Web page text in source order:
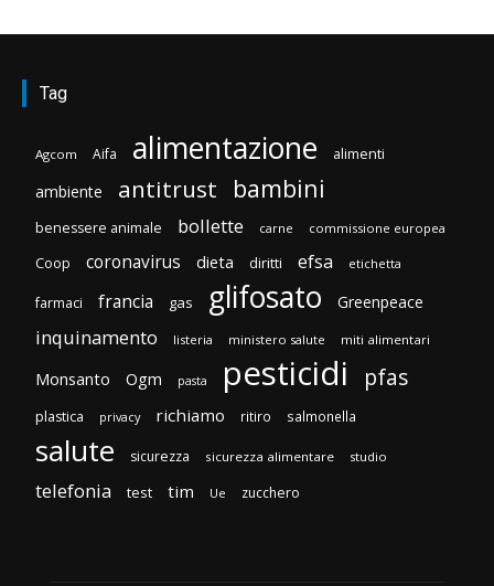
Tag
Agcom Aifa alimentazione alimenti
ambiente antitrust bambini
benessere animale bollette carne commissione europea
Coop coronavirus dieta diritti efsa etichetta
farmaci francia gas glifosato Greenpeace
inquinamento listeria ministero salute miti alimentari
Monsanto Ogm pasta pesticidi pfas
plastica privacy richiamo ritiro salmonella
salute sicurezza sicurezza alimentare studio
telefonia test tim Ue zucchero